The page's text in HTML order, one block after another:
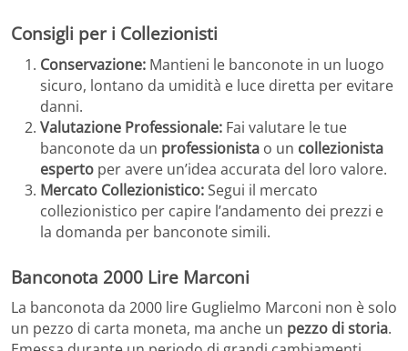
Consigli per i Collezionisti
Conservazione: Mantieni le banconote in un luogo
sicuro, lontano da umidità e luce diretta per evitare
danni.
Valutazione Professionale: Fai valutare le tue
banconote da un professionista o un collezionista
esperto per avere un’idea accurata del loro valore.
Mercato Collezionistico:Segui il mercato
collezionistico per capire l’andamento dei prezzi e
la domanda per banconote simili.
Banconota 2000 Lire Marconi
La banconota da 2000 lire Guglielmo Marconi non è solo
un pezzo di carta moneta, ma anche un pezzo di storia.